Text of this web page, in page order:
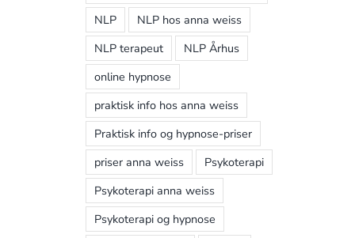
NLP
NLP hos anna weiss
NLP terapeut
NLP Århus
online hypnose
praktisk info hos anna weiss
Praktisk info og hypnose-priser
priser anna weiss
Psykoterapi
Psykoterapi anna weiss
Psykoterapi og hypnose